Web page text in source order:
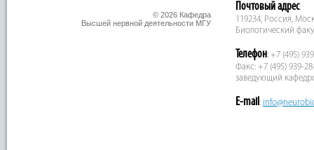
© 2026 Кафедра
Высшей нервной деятельности МГУ
Почтовый адрес:
119234, Россия,
Биологический
Телефон: +7 (495)
Факс: +7 (495) 939-
заведующий
E-mail :